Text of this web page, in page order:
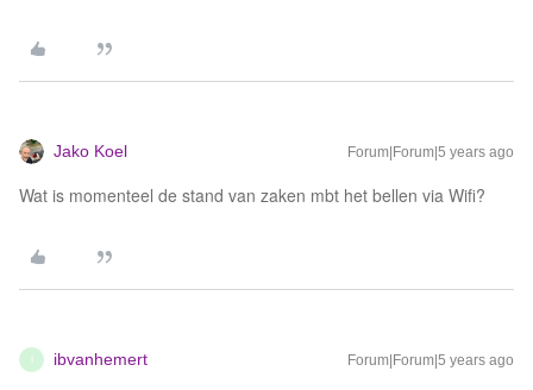
Jako Koel Forum|Forum|5 years ago
Wat is momenteel de stand van zaken mbt het bellen via Wifi?
ibvanhemert Forum|Forum|5 years ago